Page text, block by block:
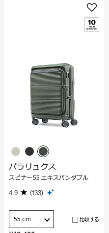
パラリュクス
スピナー55 エキスパンダブル
4.9 (133)
55 cm 比較する